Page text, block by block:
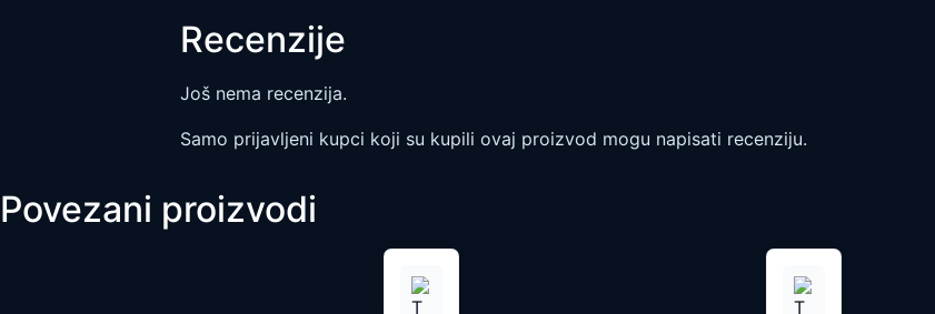
Recenzije
Još nema recenzija.
Samo prijavljeni kupci koji su kupili ovaj proizvod mogu napisati recenziju.
Povezani proizvodi